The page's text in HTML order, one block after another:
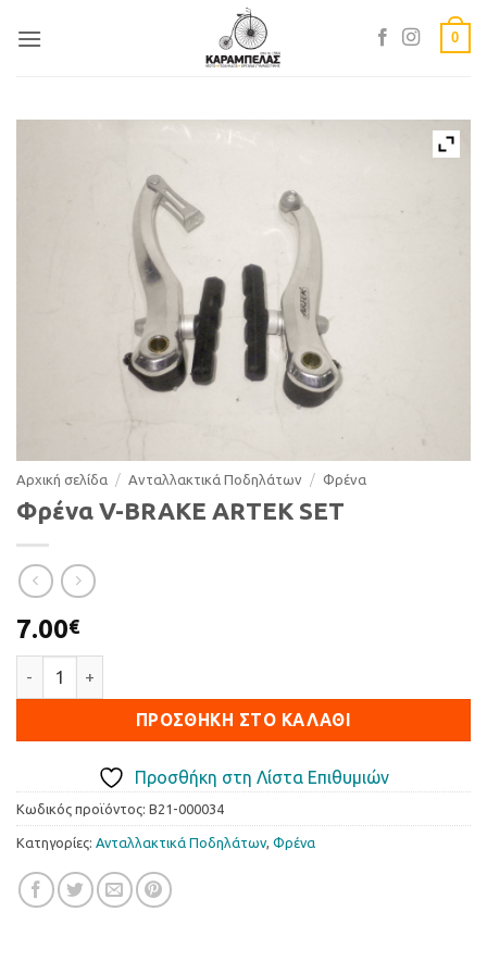
0
Αρχική σελίδα / Ανταλλακτικά Ποδηλάτων / Φρένα
Φρένα V-BRAKE ARTEK SET
7.00€
ΠΡΟΣΘΉΚΗ ΣΤΟ ΚΑΛΆΘΙ
Προσθήκη στη Λίστα Επιθυμιών
Κωδικός προϊόντος: B21-000034
Κατηγορίες: Ανταλλακτικά Ποδηλάτων Φρένα